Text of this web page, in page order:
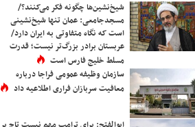
شیخ‌نشین‌ها چگونه فکر می‌کنند؟/
مسجدجامعی: عمان تنها شیخ‌نشینی
است که نگاه متفاوتی به ایران دارد/
عربستان برادر بزرگ‌تر نیست؛ قدرت
مسلط خلیج فارس است
سازمان وظیفه عمومی فراجا درباره
معافیت سربازان فراری اطلاعیه داد